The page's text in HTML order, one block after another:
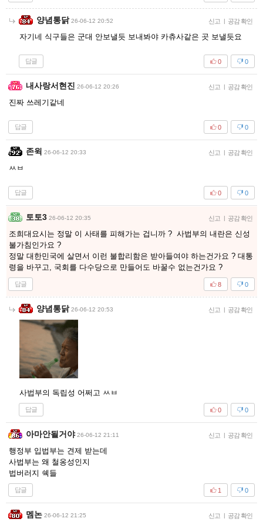
양념통닭 26-06-12 20:52 신고 | 공감 확인
자기네 식구들은 군대 안보낼듯 보내봐야 카츄사같은 곳 보낼듯요
답글 0
0
내사랑서현진 26-06-12 20:26 신고 | 공감 확인
진짜 쓰레기같네
답글 0
0
존윅 26-06-12 20:33 신고 | 공감 확인
ㅆㅂ
답글 0
0
토토3 26-06-12 20:35 신고 | 공감 확인
조희대요시는 정말 이 사태를 피해가는 겁니까 ? 사법부의 내란은 신성
불가침인가요 ?
정말 대한민국에 살면서 이런 불합리함은 받아들여야 하는건가요 ? 대통
령을 바꾸고, 국회를 다수당으로 만들어도 바꿀수 없는건가요 ?
답글 0
8
양념통닭 26-06-12 20:53 신고 | 공감 확인
사법부의 독립성 어쩌고 ㅆㅂ
답글 0
0
아마안될거야 26-06-12 21:11 신고 | 공감 확인
행정부 입법부는 견제 받는데
사법부는 왜 철옹성인지
법버러지 쉑들
답글 0
1
멤논 26-06-12 21:25 신고 | 공감 확인